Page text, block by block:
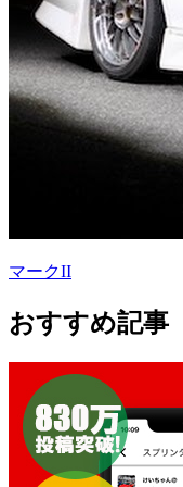
マークII
おすすめ記事